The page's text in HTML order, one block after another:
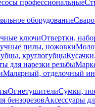
профессиональные
оборудование
ключиОтвертки,
пилы, ножовки
круглогубцы
для нарезки резьбы
Малярный, отделочный
ОгнетушителиСумки,
бензорезовАксессуары